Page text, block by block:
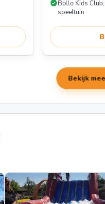
check_circleBollo Kids
speeltuin
Bekijk